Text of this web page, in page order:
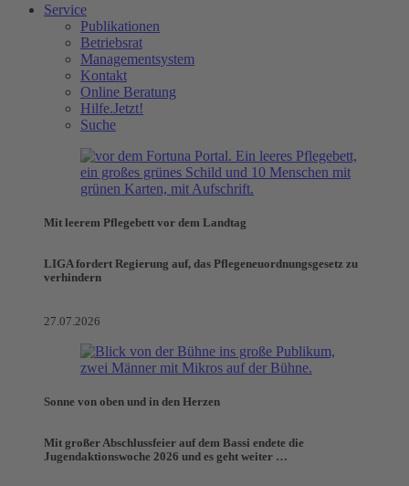
Service
Publikationen
Betriebsrat
Managementsystem
Kontakt
Online Beratung
Hilfe.Jetzt!
Suche
Mit leerem Pflegebett vor dem Landtag
LIGA fordert Regierung auf, das Pflegeneuordnungsgesetz zu
verhindern
27.07.2026
Sonne von oben und in den Herzen
Mit großer Abschlussfeier auf dem Bassi endete die
Jugendaktionswoche 2026 und es geht weiter …